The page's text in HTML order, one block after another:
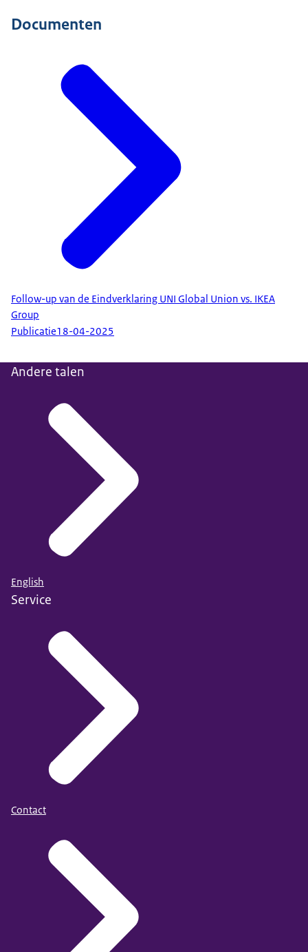
Documenten
Follow-up van de Eindverklaring UNI Global Union vs. IKEA
Group
Publicatie18-04-2025
Andere talen
English
Service
Contact